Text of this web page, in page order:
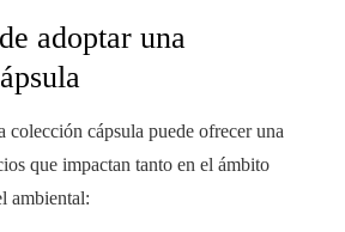
adoptar una
colección cápsula puede ofrecer una
que impactan tanto en el ámbito
ambiental: